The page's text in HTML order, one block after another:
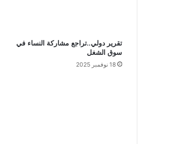
تقرير دولي..تراجع مشاركة النساء في
سوق الشغل
18 نوفمبر 2025